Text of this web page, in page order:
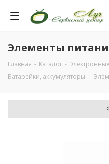
Элементы
Главная - Каталог -
Батарейки, аккумуляторы -